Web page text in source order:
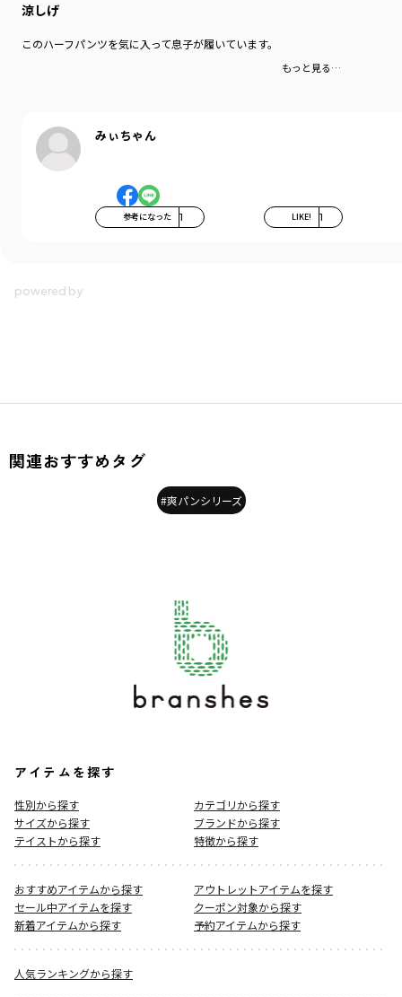
涼しげ
このハーフパンツを気に入って息子が履いています。
もっと見る…
みぃちゃん
参考になった 1 LIKE! 1
関連おすすめタグ
#爽パンシリーズ
アイテムを探す
性別から探す
カテゴリから探す
サイズから探す
ブランドから探す
テイストから探す
特徴から探す
おすすめアイテムから探す
アウトレットアイテムを探す
セール中アイテムを探す
クーポン対象から探す
新着アイテムから探す
予約アイテムから探す
人気ランキングから探す